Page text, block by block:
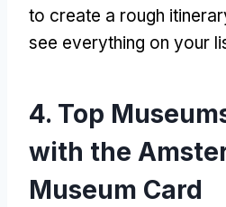
to create a rough
see everything on your
4. Top
with the
Museum Card